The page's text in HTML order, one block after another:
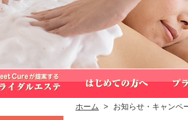
ホーム > お知らせ・キャンペ